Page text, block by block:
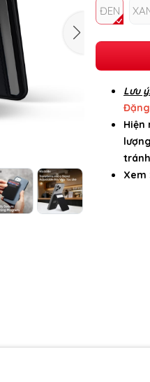
ĐEN
Lưu
Đặng
Hiện
Xem